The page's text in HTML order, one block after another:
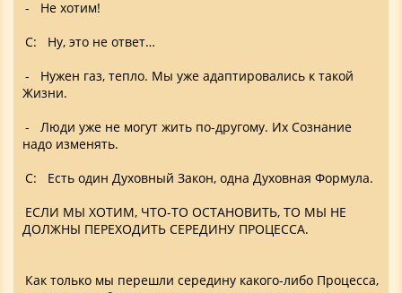
- Не хотим!
С: Ну, это не ответ…
- Нужен газ, тепло. Мы уже адаптировались к такой
Жизни.
- Люди уже не могут жить по-другому. Их Сознание
надо изменять.
С: Есть один Духовный Закон, одна Духовная Формула.
ЕСЛИ МЫ ХОТИМ, ЧТО-ТО ОСТАНОВИТЬ, ТО МЫ НЕ
ДОЛЖНЫ ПЕРЕХОДИТЬ СЕРЕДИНУ ПРОЦЕССА.
Как только мы перешли середину какого-либо Процесса,